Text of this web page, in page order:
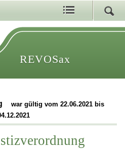
REVOSax
war gültig vom 22.06.2021 bis